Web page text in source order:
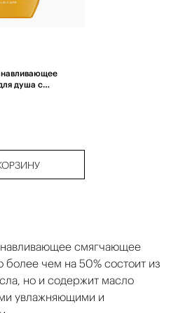
душа с
смягчающее
более чем на 50% состоит из
но и содержит масло
увлажняющими и